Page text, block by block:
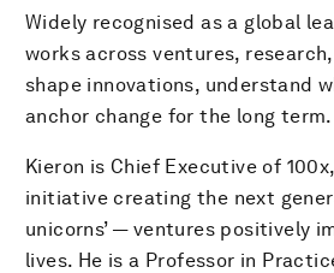
Widely recognised as a global
works across ventures,
shape innovations, understand
anchor change for the long term.
Kieron is Chief Executive of
initiative creating the next
unicorns’ — ventures positively
lives. He is a Professor in